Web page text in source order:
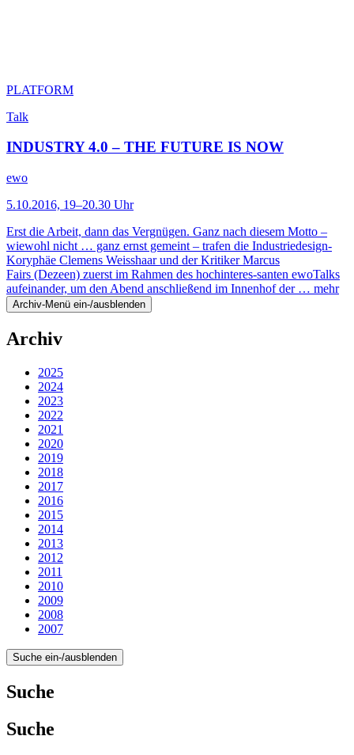
PLATFORM
Talk
INDUSTRY 4.0 – THE FUTURE IS NOW
ewo
5.10.2016, 19–20.30 Uhr
Erst die Arbeit, dann das Vergnügen. Ganz nach diesem Motto –
wiewohl nicht … ganz ernst gemeint – trafen die Industriedesign-
Koryphäe Clemens Weisshaar und der Kritiker Marcus
Fairs (Dezeen) zuerst im Rahmen des hochinteres-santen ewoTalks
aufeinander, um den Abend anschließend im Innenhof der … mehr
Archiv-Menü ein-/ausblenden
Archiv
2025
2024
2023
2022
2021
2020
2019
2018
2017
2016
2015
2014
2013
2012
2011
2010
2009
2008
2007
Suche ein-/ausblenden
Suche
Suche